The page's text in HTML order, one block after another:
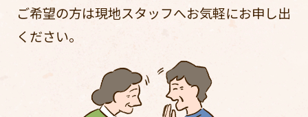
ご希望の方は現地スタッフへお気軽にお申し出
ください。